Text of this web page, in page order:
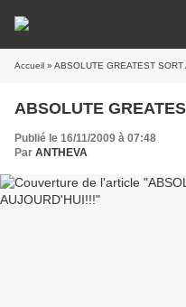
Accueil » ABSOLUTE GREATEST SORT
ABSOLUTE
Publié le 16/11/2009 à 07:48
Par ANTHEVA